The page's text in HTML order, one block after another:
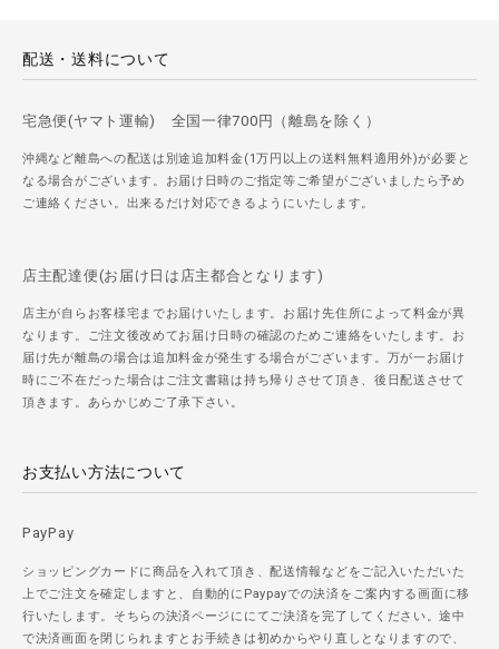
配送・送料について
宅急便(ヤマト運輸) 全国一律700円（離島を除く）
沖縄など離島への配送は別途追加料金(1万円以上の送料無料適用外)が必要と
なる場合がございます。お届け日時のご指定等ご希望がございましたら予め
ご連絡ください。出来るだけ対応できるようにいたします。
店主配達便(お届け日は店主都合となります)
店主が自らお客様宅までお届けいたします。お届け先住所によって料金が異
なります。ご注文後改めてお届け日時の確認のためご連絡をいたします。お
届け先が離島の場合は追加料金が発生する場合がございます。万が一お届け
時にご不在だった場合はご注文書籍は持ち帰りさせて頂き、後日配送させて
頂きます。あらかじめご了承下さい。
お支払い方法について
PayPay
ショッピングカードに商品を入れて頂き、配送情報などをご記入いただいた
上でご注文を確定しますと、自動的にPaypayでの決済をご案内する画面に移
行いたします。そちらの決済ページににてご決済を完了してください。途中
で決済画面を閉じられますとお手続きは初めからやり直しとなりますので、